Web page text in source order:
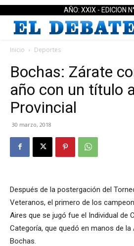
AÑO: XXIX - EDICION
Inicio Deportes
Bochas: Zárate
año con un título
Provincial
30 marzo, 2018
Después de la postergación del
Veteranos, el primero de los
Aires que se jugó fue el Individual de
Categoría, que quedó en manos de
Bochas.